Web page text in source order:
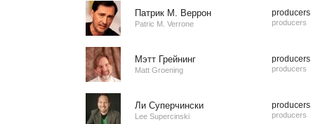
Патрик М. Веррон
Patric M. Verrone
producers
producers
Мэтт Грейнинг
Matt Groening
producers
producers
Ли Суперчински
Lee Supercinski
producers
producers